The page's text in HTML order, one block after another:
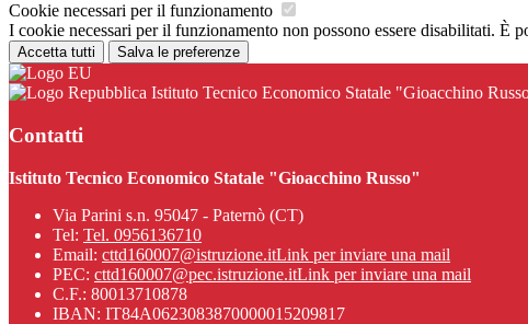
Cookie necessari per il funzionamento
I cookie necessari per il funzionamento non possono essere disabilitati. È
Accetta tutti Salva le preferenze
Istituto Tecnico Economico Statale "Gioacchino
Contatti
Istituto Tecnico Economico Statale "Gioacchino Russo"
Via Parini s.n. 95047 - Paternò (CT)
Tel: Tel. 0956136710
Email: cttd160007@istruzione.itLink per inviare una mail
PEC: cttd160007@pec.istruzione.itLink per inviare una mail
C.F.: 80013710878
IBAN: IT84A0623083870000015209817